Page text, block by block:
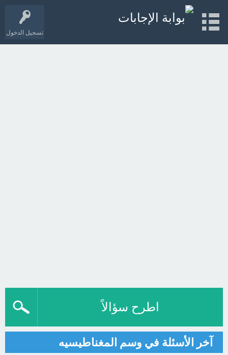
تسجيل الدخول
اطرح سؤالاً
آخر الأسئلة في وسم المغناطيسيه